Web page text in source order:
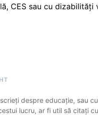
CES sau cu
despre educație, sau
lucru, ar fi util să citați